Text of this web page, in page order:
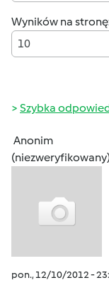
Wyników na
10
Szybka
Anonim
pon., 12/10/2012 -